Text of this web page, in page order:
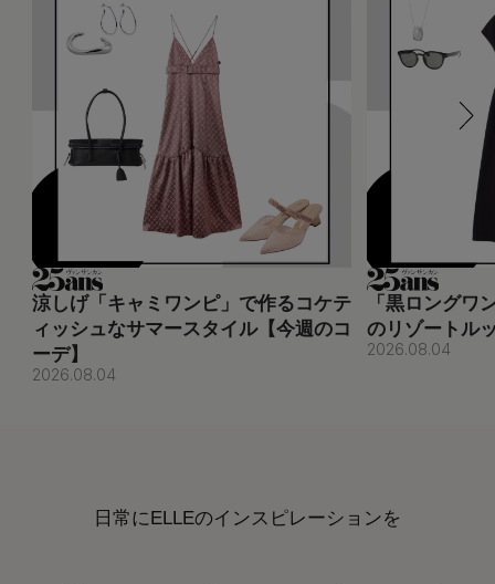
涼しげ「キャミワンピ」で作るコケテ
ィッシュなサマースタイル【今週のコ
ーデ】
2026.08.04
「黒ロングワ
のリゾートル
2026.08.04
日常にELLEのインスピレーションを